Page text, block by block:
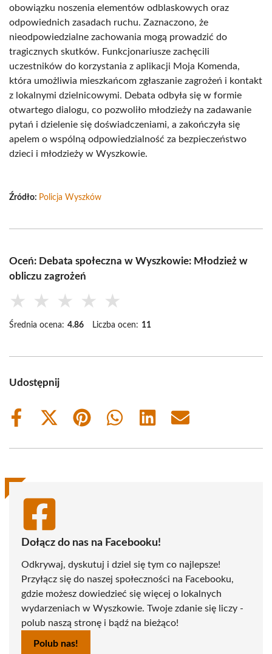
obowiązku noszenia elementów odblaskowych oraz
odpowiednich zasadach ruchu. Zaznaczono, że
nieodpowiedzialne zachowania mogą prowadzić do
tragicznych skutków. Funkcjonariusze zachęcili
uczestników do korzystania z aplikacji Moja Komenda,
która umożliwia mieszkańcom zgłaszanie zagrożeń i kontakt
z lokalnymi dzielnicowymi. Debata odbyła się w formie
otwartego dialogu, co pozwoliło młodzieży na zadawanie
pytań i dzielenie się doświadczeniami, a zakończyła się
apelem o wspólną odpowiedzialność za bezpieczeństwo
dzieci i młodzieży w Wyszkowie.
Źródło: Policja Wyszków
Oceń: Debata społeczna w Wyszkowie: Młodzież w
obliczu zagrożeń
★ ★ ★ ★ ★
Średnia ocena: 4.86 Liczba ocen: 11
Udostępnij
Share
Share
(Twitter)
Share
Share
Share
Share
Dołącz do nas na Facebooku!
Odkrywaj, dyskutuj i dziel się tym co najlepsze!
Przyłącz się do naszej społeczności na Facebooku,
gdzie możesz dowiedzieć się więcej o lokalnych
wydarzeniach w Wyszkowie. Twoje zdanie się liczy -
polub naszą stronę i bądź na bieżąco!
Polub nas!